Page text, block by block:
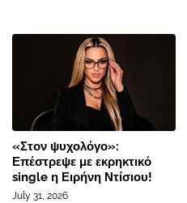
«Στον ψυχολόγο»:
Επέστρεψε με εκρηκτικό
single η Ειρήνη Ντίσιου!
July 31, 2026